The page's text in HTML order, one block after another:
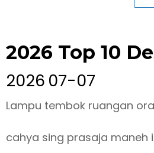
Lampu tembok ruangan
cahya sing prasaja maneh
2026 07-07